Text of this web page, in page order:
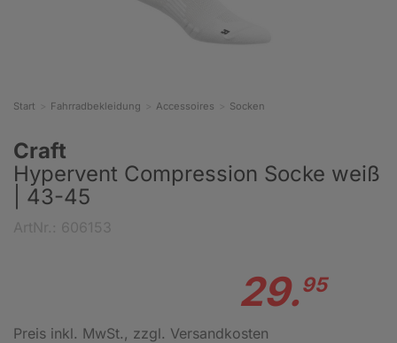
Start Fahrradbekleidung Accessoires Socken
Craft
Hypervent Compression Socke weiß
| 43-45
29.95
Preis inkl. MwSt., zzgl. Versandkosten